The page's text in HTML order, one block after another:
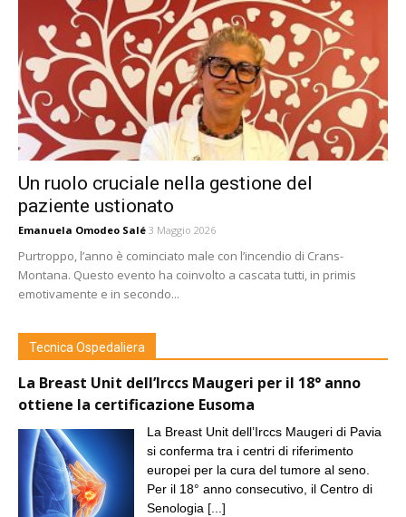
Un ruolo cruciale nella gestione del
paziente ustionato
Emanuela Omodeo Salé 3 Maggio 2026
Purtroppo, l’anno è cominciato male con l’incendio di Crans-
Montana. Questo evento ha coinvolto a cascata tutti, in primis
emotivamente e in secondo...
Tecnica Ospedaliera
La Breast Unit dell’Irccs Maugeri per il 18° anno
ottiene la certificazione Eusoma
La Breast Unit dell’Irccs Maugeri di Pavia
si conferma tra i centri di riferimento
europei per la cura del tumore al seno.
Per il 18° anno consecutivo, il Centro di
Senologia [...]